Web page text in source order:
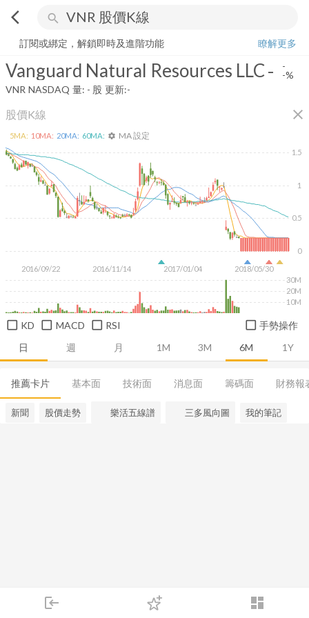
arrow_back_ios search
login dashboard
下單
Vanguard Natural Resources LLC
訂閱或綁定，解鎖即時及進階功能
瞭解更多
Vanguard Natural Resources LLC- -
-%
VNR NASDAQ 量: - 股 更新:-
股價K線 close
日 週 月 1M 3M 6M 1Y
2016/09/22 2016/11/14 2017/01/04 2018/05/30
0
0.5
1
1.5
10M
20M
30M
5MA: 10MA: 20MA: 60MA: settings MA 設定
KD MACD RSI 手勢操作
推薦卡片 基本面 技術面 消息面 籌碼面 財務報
新聞 股價走勢 樂活五線譜 三多風向圖 我的筆記